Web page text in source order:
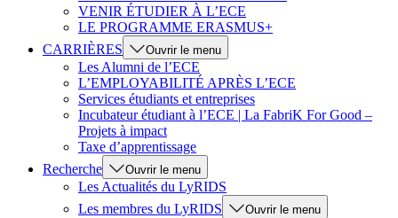
VENIR ÉTUDIER À L’ECE
LE PROGRAMME ERASMUS+
CARRIÈRES
Ouvrir le menu
Les Alumni de l’ECE
L’EMPLOYABILITÉ APRÈS L’ECE
Services étudiants et entreprises
Incubateur étudiant à l’ECE | La FabriK For Good –
Projets à impact
Taxe d’apprentissage
Recherche
Ouvrir le menu
Les Actualités du LyRIDS
Les membres du LyRIDS
Ouvrir le menu